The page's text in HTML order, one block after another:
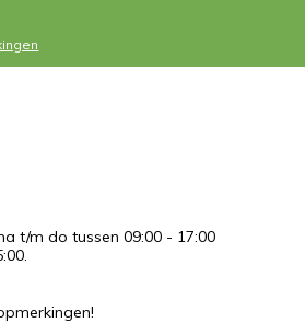
t/m do tussen 09:00 - 17:00